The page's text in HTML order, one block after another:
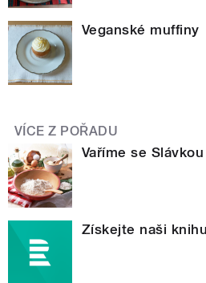
Veganské muffiny
VÍCE Z POŘADU
Vaříme se
Získejte naši